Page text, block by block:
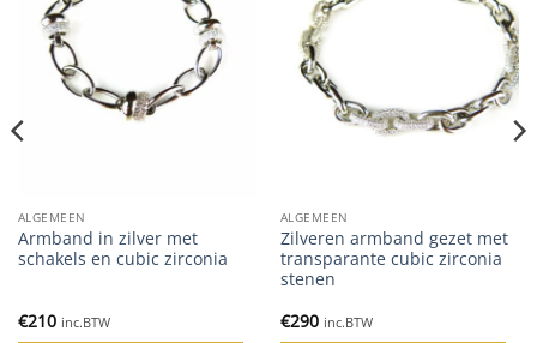
ALGEMEEN
Armband in zilver met
schakels en cubic zirconia
€210 inc.BTW
ALGEMEEN
Zilveren armband gezet met
transparante cubic zirconia
stenen
€290 inc.BTW